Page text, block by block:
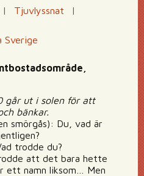
| Tjuvlyssnat
|
Sverige
går ut i solen för att
bänkar.
smörgås): Du, vad är
trodde du?
att det bara hette
ett namn liksom… Men